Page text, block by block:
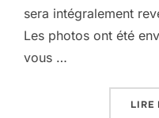
sera intégralement
Les photos ont été
vous …
LIRE